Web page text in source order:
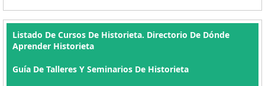
Listado De Cursos De Historieta. Directorio De Dónde
Aprender Historieta
Guía De Talleres Y Seminarios De Historieta